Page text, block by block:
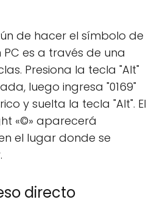
de hacer el símbolo de
es a través de una
Presiona la tecla "Alt"
luego ingresa "0169"
y suelta la tecla "Alt". El
«©» aparecerá
el lugar donde se
directo